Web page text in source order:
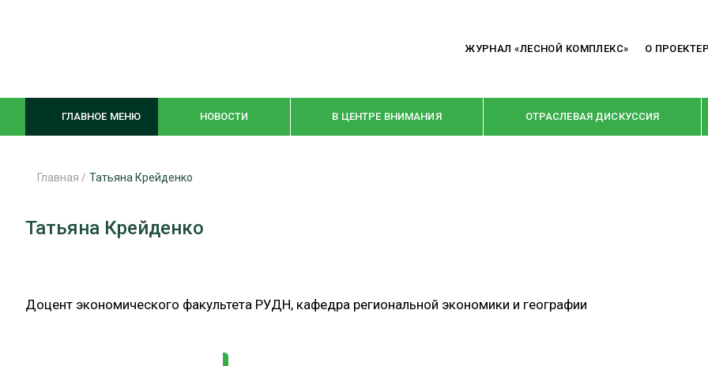
ЖУРНАЛ «ЛЕСНОЙ КОМПЛЕКС» О ПРОЕКТЕ
ГЛАВНОЕ МЕНЮ НОВОСТИ В ЦЕНТРЕ ВНИМАНИЯ ОТРАСЛЕВАЯ ДИСКУССИЯ
ЛЕСНОЕ ХОЗЯЙСТВО
ЦИФРОВАЯ СРЕДА БЕЗОПАСНОЕ ПРОИЗВОДСТВО В ЦЕНТРЕ ВНИМАНИЯ
Главная / Татьяна Крейденко
Татьяна Крейденко
Доцент экономического факультета РУДН, кафедра региональной экономики и географии